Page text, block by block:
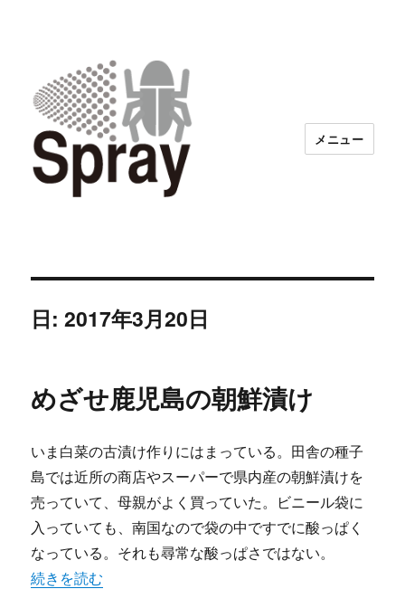
メニュー
日:2017年3月20日
めざせ鹿児島の朝鮮漬け
いま白菜の古漬け作りにはまっている。田舎の種子
島では近所の商店やスーパーで県内産の朝鮮漬けを
売っていて、母親がよく買っていた。ビニール袋に
入っていても、南国なので袋の中ですでに酸っぱく
なっている。それも尋常な酸っぱさではない。
“めざせ鹿児島の朝鮮漬け” の
続きを読む